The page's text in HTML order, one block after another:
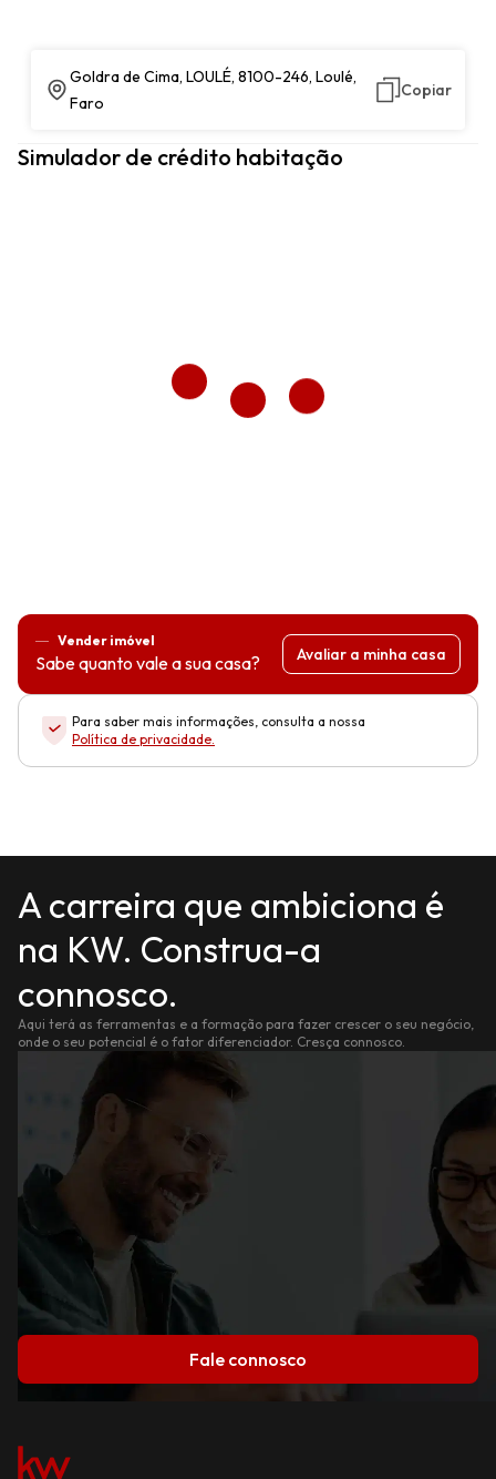
Goldra de Cima, LOULÉ, 8100-246, Loulé,
Faro
Copiar
Simulador de crédito habitação
Vender imóvel
Sabe quanto vale a sua casa? Avaliar a minha casa
Para saber mais informações, consulta a nossa
Política de privacidade.
A carreira que ambiciona é
na KW. Construa-a
connosco.
Aqui terá as ferramentas e a formação para fazer crescer o seu negócio,
onde o seu potencial é o fator diferenciador. Cresça connosco.
Fale connosco